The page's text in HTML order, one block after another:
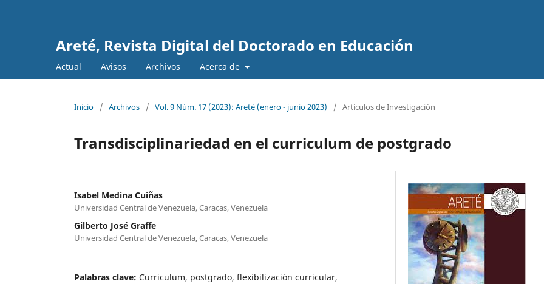
Areté, Revista Digital del Doctorado en Educación
Actual Avisos Archivos Acerca de
Inicio / Archivos / Vol. 9 Núm. 17 (2023): Areté (enero - junio 2023) / Artículos de Investigación
Transdisciplinariedad en el curriculum de postgrado
Isabel Medina Cuiñas
Universidad Central de Venezuela, Caracas, Venezuela
Gilberto José Graffe
Universidad Central de Venezuela, Caracas, Venezuela
Palabras clave: Curriculum, postgrado, flexibilización curricular,